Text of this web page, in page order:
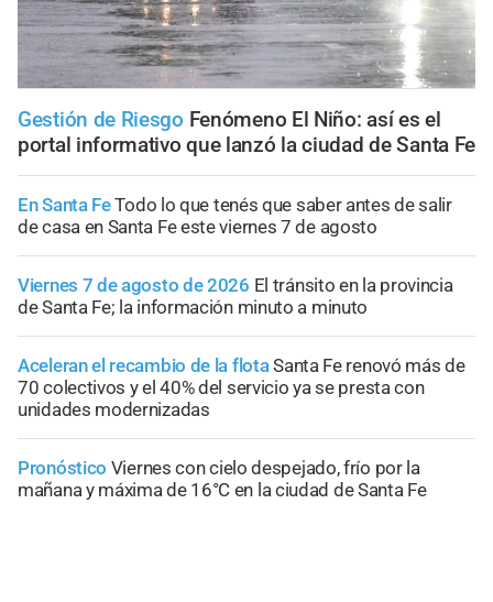
Gestión de Riesgo Fenómeno El Niño: así es el
portal informativo que lanzó la ciudad de Santa Fe
En Santa FeTodo lo que tenés que saber antes de salir
de casa en Santa Fe este viernes 7 de agosto
Viernes 7 de agosto de 2026 El tránsito en la provincia
de Santa Fe; la información minuto a minuto
Aceleran el recambio de la flotaSanta Fe renovó más de
70 colectivos y el 40% del servicio ya se presta con
unidades modernizadas
Pronóstico Viernes con cielo despejado, frío por la
mañana y máxima de 16°C en la ciudad de Santa Fe